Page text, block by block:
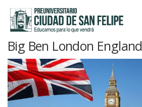
contenido
TALLERES ACTIVIDADES
Big Ben London England